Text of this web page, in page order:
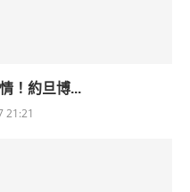
！約旦博...
21:21